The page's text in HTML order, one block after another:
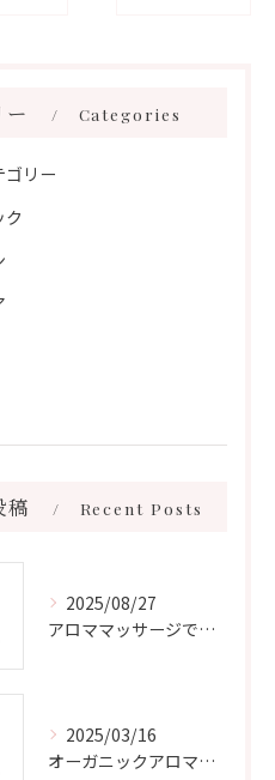
ー Categories
ゴリー
ク
稿 Recent Posts
2025/08/27
アロママッサージで叶える心身リラックスと健康維持の新習慣ガイド
2025/03/16
オーガニックアロマで心と体を癒す